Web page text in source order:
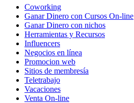
Coworking
Ganar Dinero con Cursos On-line
Ganar Dinero con nichos
Herramientas y Recursos
Influencers
Negocios en línea
Promocion web
Sitios de membresía
Teletrabajo
Vacaciones
Venta On-line